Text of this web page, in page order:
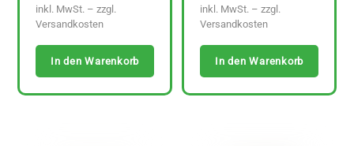
inkl. MwSt. – zzgl.
Versandkosten
In den Warenkorb
inkl. MwSt. – zzgl.
Versandkosten
In den Warenkorb